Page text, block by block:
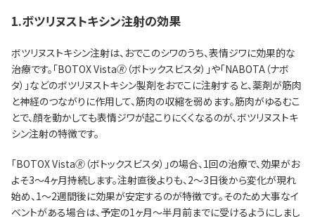
1.ボツリヌストキシン注射の効果
ボツリヌストキシン注射は、おでこのシワのうち、表情ジワに効果的な
治療です。「BOTOX Vista🄬（ボトックスビスタ）」や「NABOTA（ナボ
タ）」などのボツリヌストキシン製剤をおでこに注射すると、薬剤が筋肉
と神経のつながりに作用して、筋肉の収縮を弱めます。筋肉がゆるむこ
とで、顔を動かしても表情ジワが起こりにくくなるのが、ボツリヌストキ
シン注射の特徴です。
「BOTOX Vista🄬（ボトックスビスタ）」の場合、1回の治療で、効果がお
よそ3～4ヶ月持続します。注射直後よりも、2～3日後から変化が現れ
始め、1～2週間後に効果が安定するのが特徴です。そのため大事なイ
ベントがある場合は、予定の1ヶ月～半月前までに受けるようにしまし